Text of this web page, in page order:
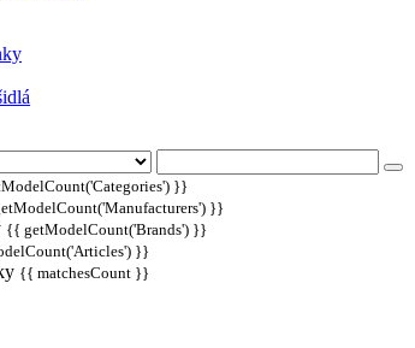
}}
}}
{{ getModelCount('Brands') }}
}}
{{ matchesCount }}